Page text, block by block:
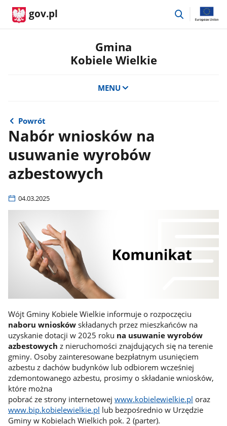
gov.pl
przejdź
Gmina
Kobiele Wielkie
MENU
Powrót
Nabór wniosków na
usuwanie wyrobów
azbestowych
04.03.2025
Wójt Gminy Kobiele Wielkie informuje o rozpoczęciu
naboru wnioskówskładanych przez mieszkańców na
uzyskanie dotacji w 2025 roku na usuwanie wyrobów
azbestowych z nieruchomości znajdujących się na terenie
gminy. Osoby zainteresowane bezpłatnym usunięciem
azbestu z dachów budynków lub odbiorem wcześniej
zdemontowanego azbestu, prosimy o składanie wniosków,
które można
pobrać ze strony internetowej www.kobielewielkie.pl oraz
www.bip.kobielewielkie.pl lub bezpośrednio w Urzędzie
Gminy w Kobielach Wielkich pok. 2 (parter).